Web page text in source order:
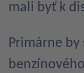
mali byť k
Primárne